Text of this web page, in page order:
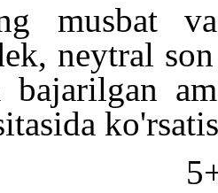
musbat
neytral
bajarilgan